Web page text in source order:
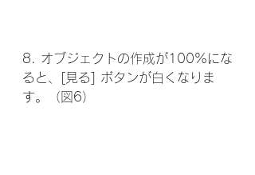
8. オブジェクトの作成が100%にな
ると、[見る] ボタンが白くなりま
す。（図6）